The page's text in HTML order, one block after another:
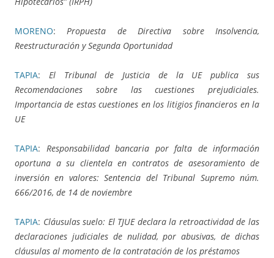
MORENO:Propuesta de Directiva sobre Insolvencia,
Reestructuración y Segunda Oportunidad
TAPIA: El Tribunal de Justicia de la UE publica sus
Recomendaciones sobre las cuestiones prejudiciales.
Importancia de estas cuestiones en los litigios financieros en la
UE
TAPIA: Responsabilidad bancaria por falta de información
oportuna a su clientela en contratos de asesoramiento de
inversión en valores: Sentencia del Tribunal Supremo núm.
666/2016, de 14 de noviembre
TAPIA: Cláusulas suelo: El TJUE declara la retroactividad de las
declaraciones judiciales de nulidad, por abusivas, de dichas
cláusulas al momento de la contratación de los préstamos